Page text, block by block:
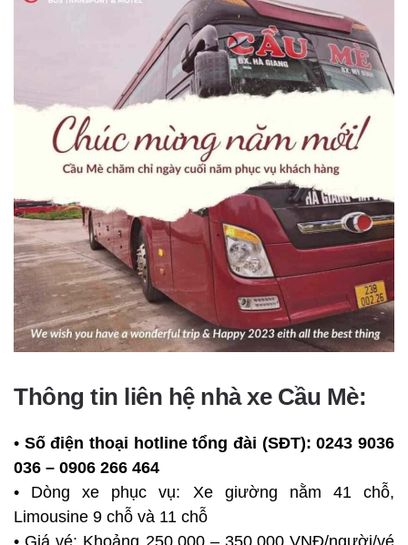
Thông tin liên hệ nhà xe Cầu Mè:
• Số điện thoại hotline tổng đài (SĐT): 0243 9036
036 – 0906 266 464
• Dòng xe phục vụ: Xe giường nằm 41 chỗ,
Limousine 9 chỗ và 11 chỗ
• Giá vé: Khoảng 250.000 – 350.000 VNĐ/người/vé